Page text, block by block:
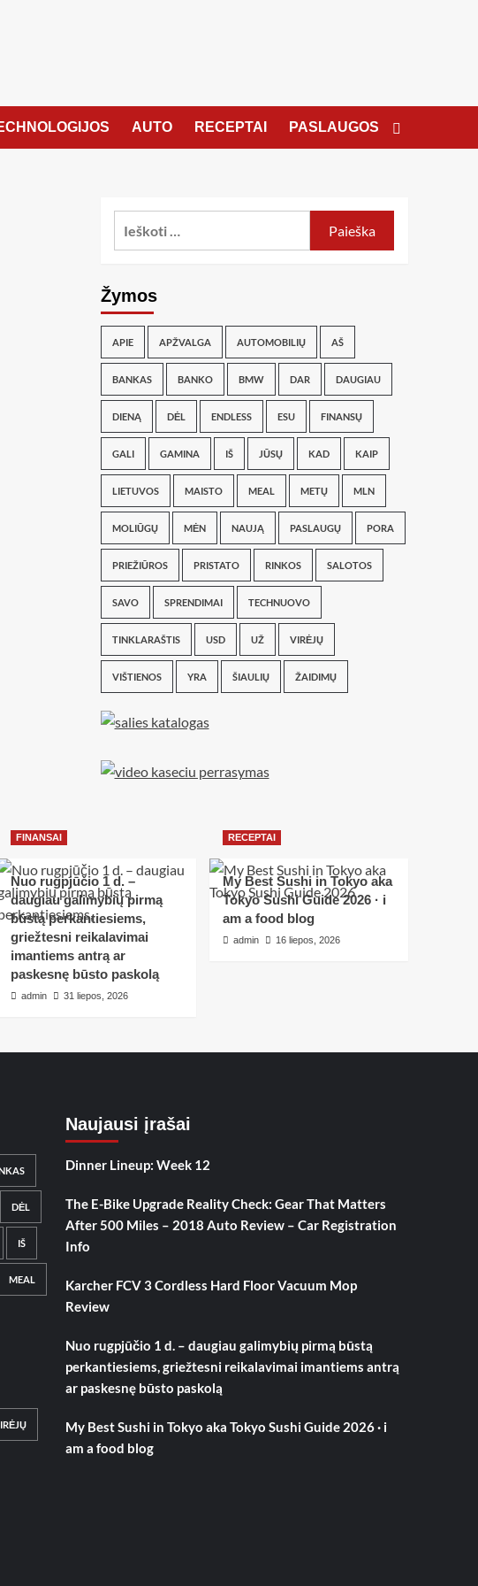
AUTO RECEPTAI PASLAUGOS
Žymos
APIE APŽVALGA AUTOMOBILIŲ AŠ
BANKAS BANKO BMW DAR DAUGIAU
DIENĄ DĖL ENDLESS ESU FINANSŲ
GALI GAMINA IŠ JŪSŲ KAD KAIP
LIETUVOS MAISTO MEAL METŲ MLN
MOLIŪGŲ MĖN NAUJĄ PASLAUGŲ PORA
PRIEŽIŪROS PRISTATO RINKOS SALOTOS
SAVO SPRENDIMAI TECHNUOVO
TINKLARAŠTIS USD UŽ VIRĖJŲ
VIŠTIENOS YRA ŠIAULIŲ ŽAIDIMŲ
FINANSAI
Nuo rugpjūčio 1 d. –
daugiau galimybių pirmą
būstą perkantiesiems,
griežtesni reikalavimai
imantiems antrą ar
paskesnę būsto paskolą
admin 31 liepos, 2026
RECEPTAI
My Best Sushi in Tokyo aka
Tokyo Sushi Guide 2026 · i
am a food blog
admin 16 liepos, 2026
DĖL
IŠ
MEAL
Naujausi įrašai
Dinner Lineup: Week 12
The E-Bike Upgrade Reality Check: Gear That Matters
After 500 Miles – 2018 Auto Review – Car Registration
Info
Karcher FCV 3 Cordless Hard Floor Vacuum Mop
Review
Nuo rugpjūčio 1 d. – daugiau galimybių pirmą būstą
perkantiesiems, griežtesni reikalavimai imantiems antrą
ar paskesnę būsto paskolą
My Best Sushi in Tokyo aka Tokyo Sushi Guide 2026 · i
am a food blog